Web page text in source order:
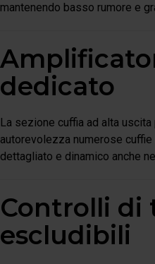
mantenendo basso rumore e
dedicato
La sezione cuffia ad alta
autorevolezza numerose
dettagliato e dinamico anche
Controlli di
escludibili